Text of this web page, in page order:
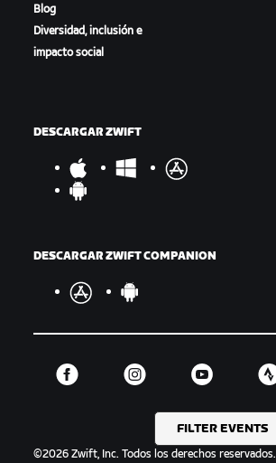
FILTER EVENTS
Blog
Diversidad, inclusión e
impacto social
DESCARGAR ZWIFT
DESCARGAR ZWIFT COMPANION
©2026 Zwift, Inc.Todos los derechos reservados.